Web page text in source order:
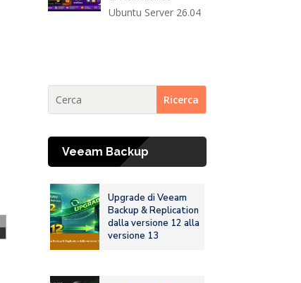
Ubuntu Server 26.04
Veeam Backup
Upgrade di Veeam
Backup & Replication
dalla versione 12 alla
versione 13